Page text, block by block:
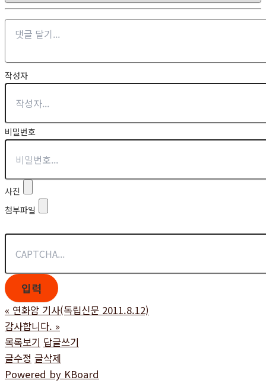
작성자
비밀번호
사진
첨부파일
« 연화암 기사(독립신문 2011.8.12)
감사합니다. »
목록보기 답글쓰기
글수정 글삭제
Powered by KBoard